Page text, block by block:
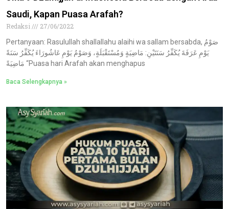
Saudi, Kapan Puasa Arafah?
Redaksi
27/06/2022
Pertanyaan: Rasulullah shallallahu alaihi wa sallam bersabda, صَوْمُ
يَوْمِ عَرَفَةَ يُكَفِّرُ سَنَتَيْنِ: مَاضِيَةٍ وَمُسْتَقْبَلَةٍ، وَصَوْمُ يَوْمِ عَاشُورَاءَ يُكَفِّرُ سَنَةً
مَاضِيَةً “Puasa hari Arafah akan menghapus
Baca Selengkapnya »